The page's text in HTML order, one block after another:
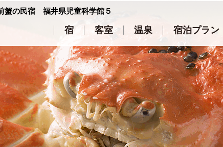
蟹の民宿 福井県児童科学館５
宿 客室 温泉 宿泊プラン